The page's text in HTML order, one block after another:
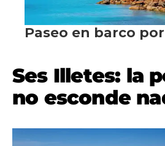
Ses Illetes: la
no esconde